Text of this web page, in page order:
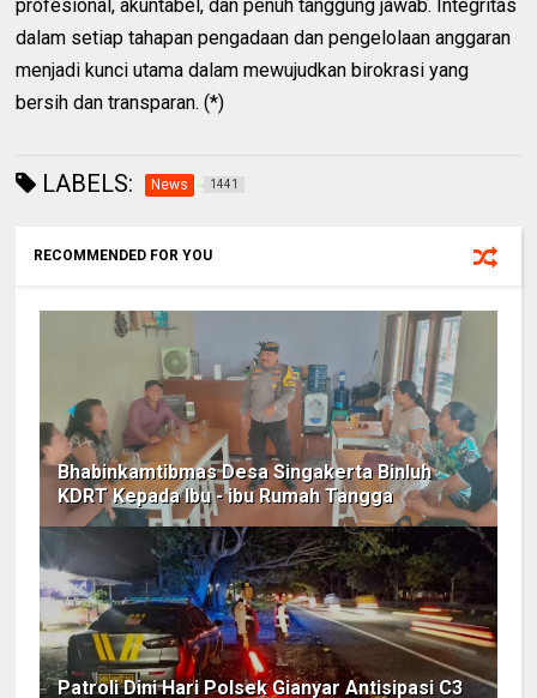
profesional, akuntabel, dan penuh tanggung jawab. Integritas
dalam setiap tahapan pengadaan dan pengelolaan anggaran
menjadi kunci utama dalam mewujudkan birokrasi yang
bersih dan transparan. (*)
LABELS: News 1441
RECOMMENDED FOR YOU
Bhabinkamtibmas Desa Singakerta Binluh
KDRT Kepada Ibu - ibu Rumah Tangga
Patroli Dini Hari Polsek Gianyar Antisipasi C3